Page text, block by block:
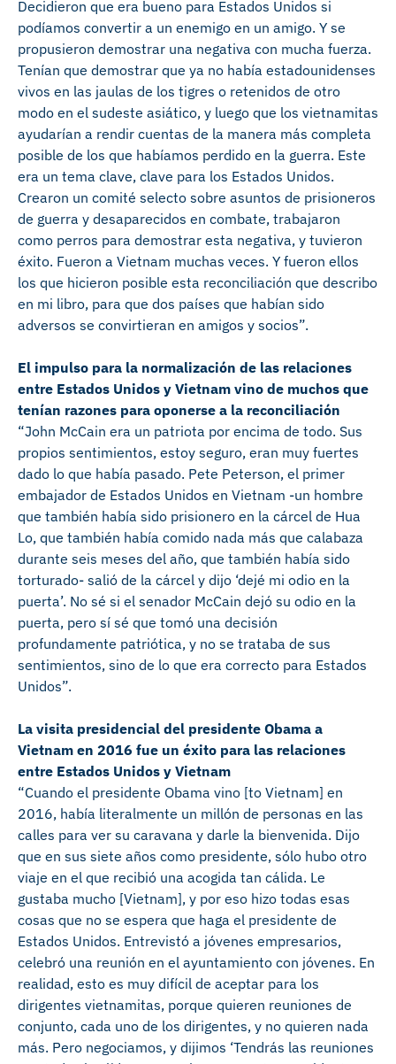
Decidieron que era bueno para Estados Unidos si
podíamos convertir a un enemigo en un amigo. Y se
propusieron demostrar una negativa con mucha fuerza.
Tenían que demostrar que ya no había estadounidenses
vivos en las jaulas de los tigres o retenidos de otro
modo en el sudeste asiático, y luego que los vietnamitas
ayudarían a rendir cuentas de la manera más completa
posible de los que habíamos perdido en la guerra. Este
era un tema clave, clave para los Estados Unidos.
Crearon un comité selecto sobre asuntos de prisioneros
de guerra y desaparecidos en combate, trabajaron
como perros para demostrar esta negativa, y tuvieron
éxito. Fueron a Vietnam muchas veces. Y fueron ellos
los que hicieron posible esta reconciliación que describo
en mi libro, para que dos países que habían sido
adversos se convirtieran en amigos y socios”.
El impulso para la normalización de las relaciones
entre Estados Unidos y Vietnam vino de muchos que
tenían razones para oponerse a la reconciliación
“John McCain era un patriota por encima de todo. Sus
propios sentimientos, estoy seguro, eran muy fuertes
dado lo que había pasado. Pete Peterson, el primer
embajador de Estados Unidos en Vietnam -un hombre
que también había sido prisionero en la cárcel de Hua
Lo, que también había comido nada más que calabaza
durante seis meses del año, que también había sido
torturado- salió de la cárcel y dijo ‘dejé mi odio en la
puerta’. No sé si el senador McCain dejó su odio en la
puerta, pero sí sé que tomó una decisión
profundamente patriótica, y no se trataba de sus
sentimientos, sino de lo que era correcto para Estados
Unidos”.
La visita presidencial del presidente Obama a
Vietnam en 2016 fue un éxito para las relaciones
entre Estados Unidos y Vietnam
“Cuando el presidente Obama vino [to Vietnam] en
2016, había literalmente un millón de personas en las
calles para ver su caravana y darle la bienvenida. Dijo
que en sus siete años como presidente, sólo hubo otro
viaje en el que recibió una acogida tan cálida. Le
gustaba mucho [Vietnam], y por eso hizo todas esas
cosas que no se espera que haga el presidente de
Estados Unidos. Entrevistó a jóvenes empresarios,
celebró una reunión en el ayuntamiento con jóvenes. En
realidad, esto es muy difícil de aceptar para los
dirigentes vietnamitas, porque quieren reuniones de
conjunto, cada uno de los dirigentes, y no quieren nada
más. Pero negociamos, y dijimos ‘Tendrás las reuniones